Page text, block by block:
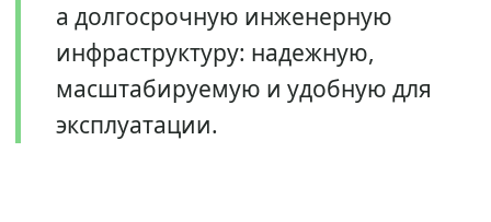
а долгосрочную инженерную
инфраструктуру: надежную,
масштабируемую и удобную для
эксплуатации.